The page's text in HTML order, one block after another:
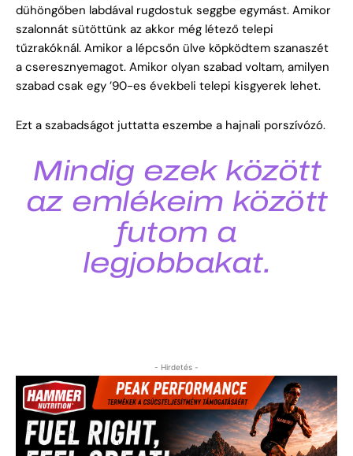
dühöngőben labdával rugdostuk seggbe egymást. Amikor
szalonnát sütöttünk az akkor még létező telepi
tűzrakóknál. Amikor a lépcsőn ülve köpködtem szanaszét
a cseresznyemagot. Amikor olyan szabad voltam, amilyen
szabad csak egy ’90-es évekbeli telepi kisgyerek lehet.
Ezt a szabadságot juttatta eszembe a hajnali porszívózó.
Mindig ezek között
az emlékeim között
futom a
legjobbakat.
- Hirdetés -